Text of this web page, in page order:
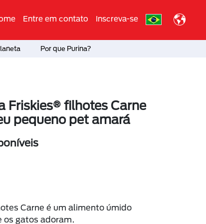
Entre em contato Inscreva-se
Por que Purina?
Friskies® filhotes Carne
pequeno pet amará
Carne é um alimento úmido
os gatos adoram.